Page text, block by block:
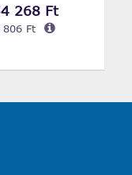
268 Ft
806 Ft